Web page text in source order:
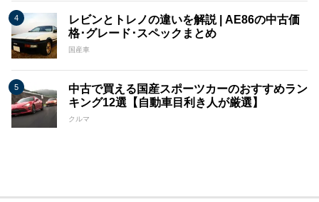
レビンとトレノの違いを解説 | AE86の中古価
格･グレード･スペックまとめ
国産車
中古で買える国産スポーツカーのおすすめラン
キング12選【自動車目利き人が厳選】
クルマ